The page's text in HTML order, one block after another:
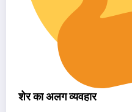
शेर का अलग व्यवहार